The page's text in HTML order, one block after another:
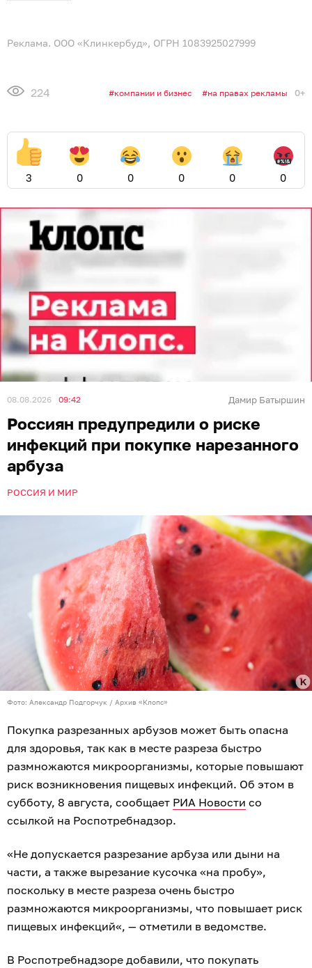
Реклама. ООО «Клинкербуд», ОГРН 1083925027999
224 компании и бизнес на правах рекламы 0+
3 0 0 0 0 0
08.08.2026 09:42 Дамир Батыршин
Россиян предупредили о риске
инфекций при покупке нарезанного
арбуза
РОССИЯ И МИР
Фото: Александр Подгорчук / Архив «Клопс»
Покупка разрезанных арбузов может быть опасна
для здоровья, так как в месте разреза быстро
размножаются микроорганизмы, которые повышают
риск возникновения пищевых инфекций. Об этом в
субботу, 8 августа, сообщает РИА Новости со
ссылкой на Роспотребнадзор.
«Не допускается разрезание арбуза или дыни на
части, а также вырезание кусочка «на пробу»,
поскольку в месте разреза очень быстро
размножаются микроорганизмы, что повышает риск
пищевых инфекций«, — отметили в ведомстве.
В Роспотребнадзоре добавили, что покупать